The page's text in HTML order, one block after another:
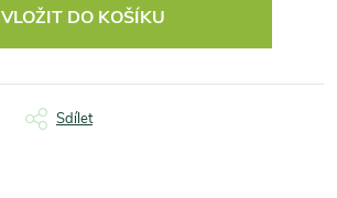
VLOŽIT DO KOŠÍKU
Sdílet